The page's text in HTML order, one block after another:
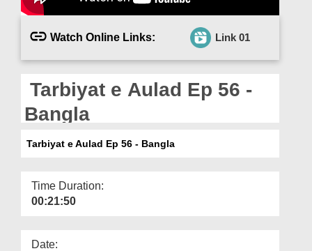
Magazine
Departments
Watch Online Links: Link 01
Tarbiyat e Aulad Ep 56 -
Bangla
Tarbiyat e Aulad Ep 56 - Bangla
Time Duration:
00:21:50
Date: